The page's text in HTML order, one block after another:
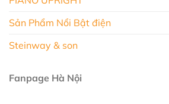
Sản Phẩm Nổi Bật điện
Steinway & son
Fanpage Hà Nội